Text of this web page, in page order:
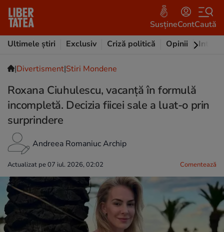
SusțineContCaută
Ultimele știri
Exclusiv Criză politică Opinii
|Divertisment|Stiri Mondene
Roxana Ciuhulescu, vacanță în formulă
incompletă. Decizia fiicei sale a luat-o prin
surprindere
Andreea Romaniuc Archip
Actualizat pe 07 iul. 2026, 02:02 Comentează